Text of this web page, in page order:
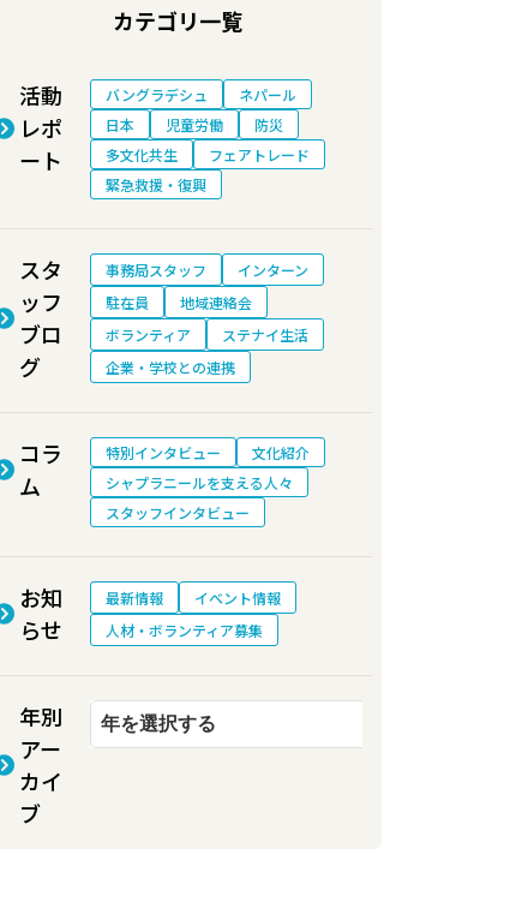
カテゴリ一覧
活動
レポ
ート
バングラデシュ
ネパール
日本
児童労働
防災
多文化共生
フェアトレード
緊急救援・復興
スタ
ッフ
ブロ
グ
事務局スタッフ
インターン
駐在員
地域連絡会
ボランティア
ステナイ生活
企業・学校との連携
コラ
ム
特別インタビュー
文化紹介
シャプラニールを支える人々
スタッフインタビュー
お知
らせ
最新情報
イベント情報
人材・ボランティア募集
年別
アー
カイ
ブ